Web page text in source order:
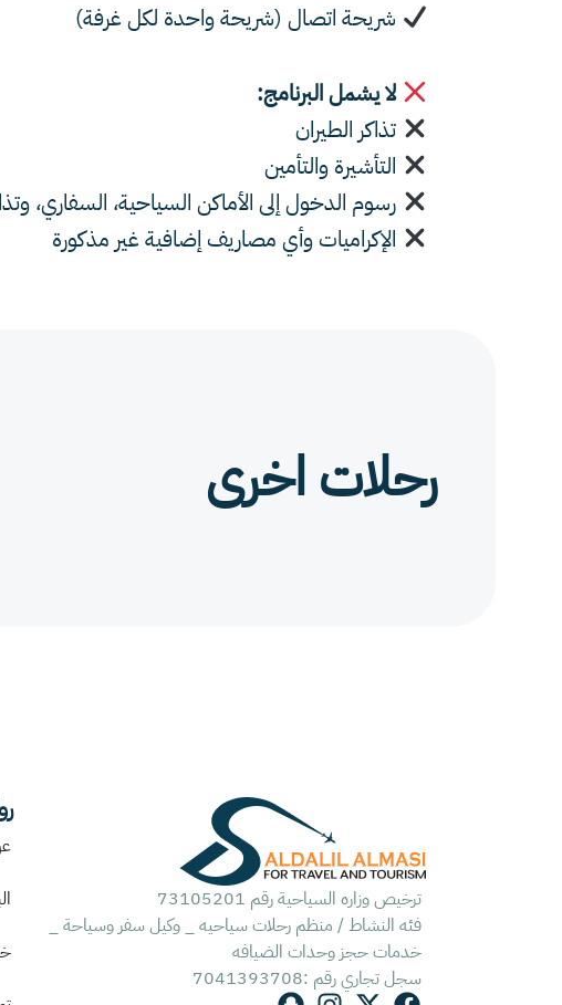
شريحة اتصال (شريحة واحدة لكل غرفة)
لا يشمل البرنامج:
تذاكر الطيران
التأشيرة والتأمين
رسوم الدخول إلى الأماكن السياحية، السفاري،
الإكراميات وأي مصاريف إضافية غير مذكورة
رحلات اخرى
ترخيص وزاره السياحية رقم 73105201
فئه النشاط / منظم رحلات سياحيه _ وكيل سفر وسياحة _
خدمات حجز وحدات الضيافه
سجل تجاري رقم :7041393708